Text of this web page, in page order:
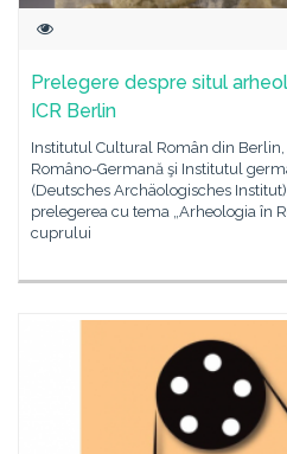
Prelegere despre situl
ICR Berlin
Institutul Cultural Român din
Româno-Germană şi Institutul
(Deutsches Archäologisches
prelegerea cu tema „Arheologia în
cuprului